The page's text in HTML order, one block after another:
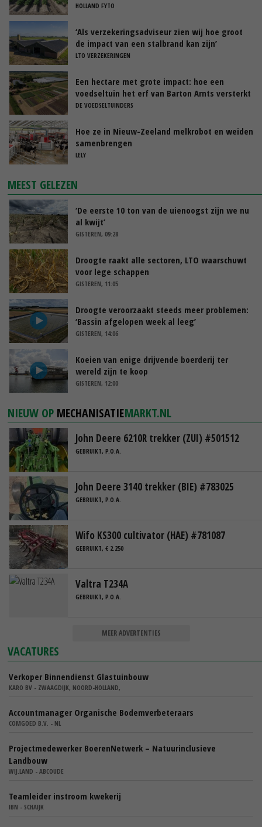
HOLLAND FYTO
‘Als verzekeringsadviseur zien wij hoe groot
de impact van een stalbrand kan zijn’
LTO VERZEKERINGEN
Een hectare met grote impact: hoe een
voedseltuin het erf van Barton Arnts versterkt
DE VOEDSELTUINDERS
Hoe ze in Nieuw-Zeeland melkrobot en weiden
samenbrengen
LELY
MEEST GELEZEN
‘De eerste 10 ton van de uienoogst zijn we nu
al kwijt’
GISTEREN, 09:28
Droogte raakt alle sectoren, LTO waarschuwt
voor lege schappen
GISTEREN, 11:05
Droogte veroorzaakt steeds meer problemen:
‘Bassin afgelopen week al leeg’
GISTEREN, 14:06
Koeien van enige drijvende boerderij ter
wereld zijn te koop
GISTEREN, 12:00
NIEUW OP MECHANISATIEMARKT.NL
John Deere 6210R trekker (ZUI) #501512
GEBRUIKT, P.O.A.
John Deere 3140 trekker (BIE) #783025
GEBRUIKT, P.O.A.
Wifo KS300 cultivator (HAE) #781087
GEBRUIKT, € 2.250
Valtra T234A
GEBRUIKT, P.O.A.
MEER ADVERTENTIES
VACATURES
Verkoper Binnendienst Glastuinbouw
KARO BV - ZWAAGDIJK, NOORD-HOLLAND,
Accountmanager Organische Bodemverbeteraars
COMGOED B.V. - NL
Projectmedewerker BoerenNetwerk – Natuurinclusieve
Landbouw
WIJ.LAND - ABCOUDE
Teamleider instroom kwekerij
IBN - SCHAIJK